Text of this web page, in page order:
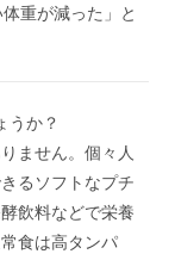
重が減った」と
うか？
ません。個々人
るソフトなプチ
飲料などで栄養
食は高タンパ